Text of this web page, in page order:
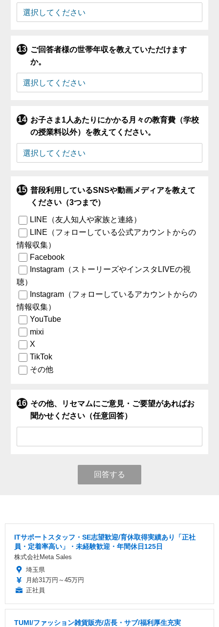
ご回答者様の世帯年収を教えていただけます
か。
お子さま1人あたりにかかる月々の教育費（学校
の授業料以外）を教えてください。
普段利用しているSNSや動画メディアを教えて
ください（3つまで）
LINE（友人知人や家族と連絡）
LINE（フォローしている公式アカウントからの
情報収集）
Facebook
Instagram（ストーリーズやインスタLIVEの視
聴）
Instagram（フォローしているアカウントからの
情報収集）
YouTube
mixi
X
TikTok
その他
その他、リセマムにご意見・ご要望があればお
聞かせください（任意回答）
回答する
ITサポートスタッフ・SE志望歓迎/育休取得実績あり「正社
員・定着率高い」・未経験歓迎・年間休日125日
株式会社Meta Sales
埼玉県
月給31万円～45万円
正社員
TUMI/ファッション雑貨販売/店長・サブ/福利厚生充実